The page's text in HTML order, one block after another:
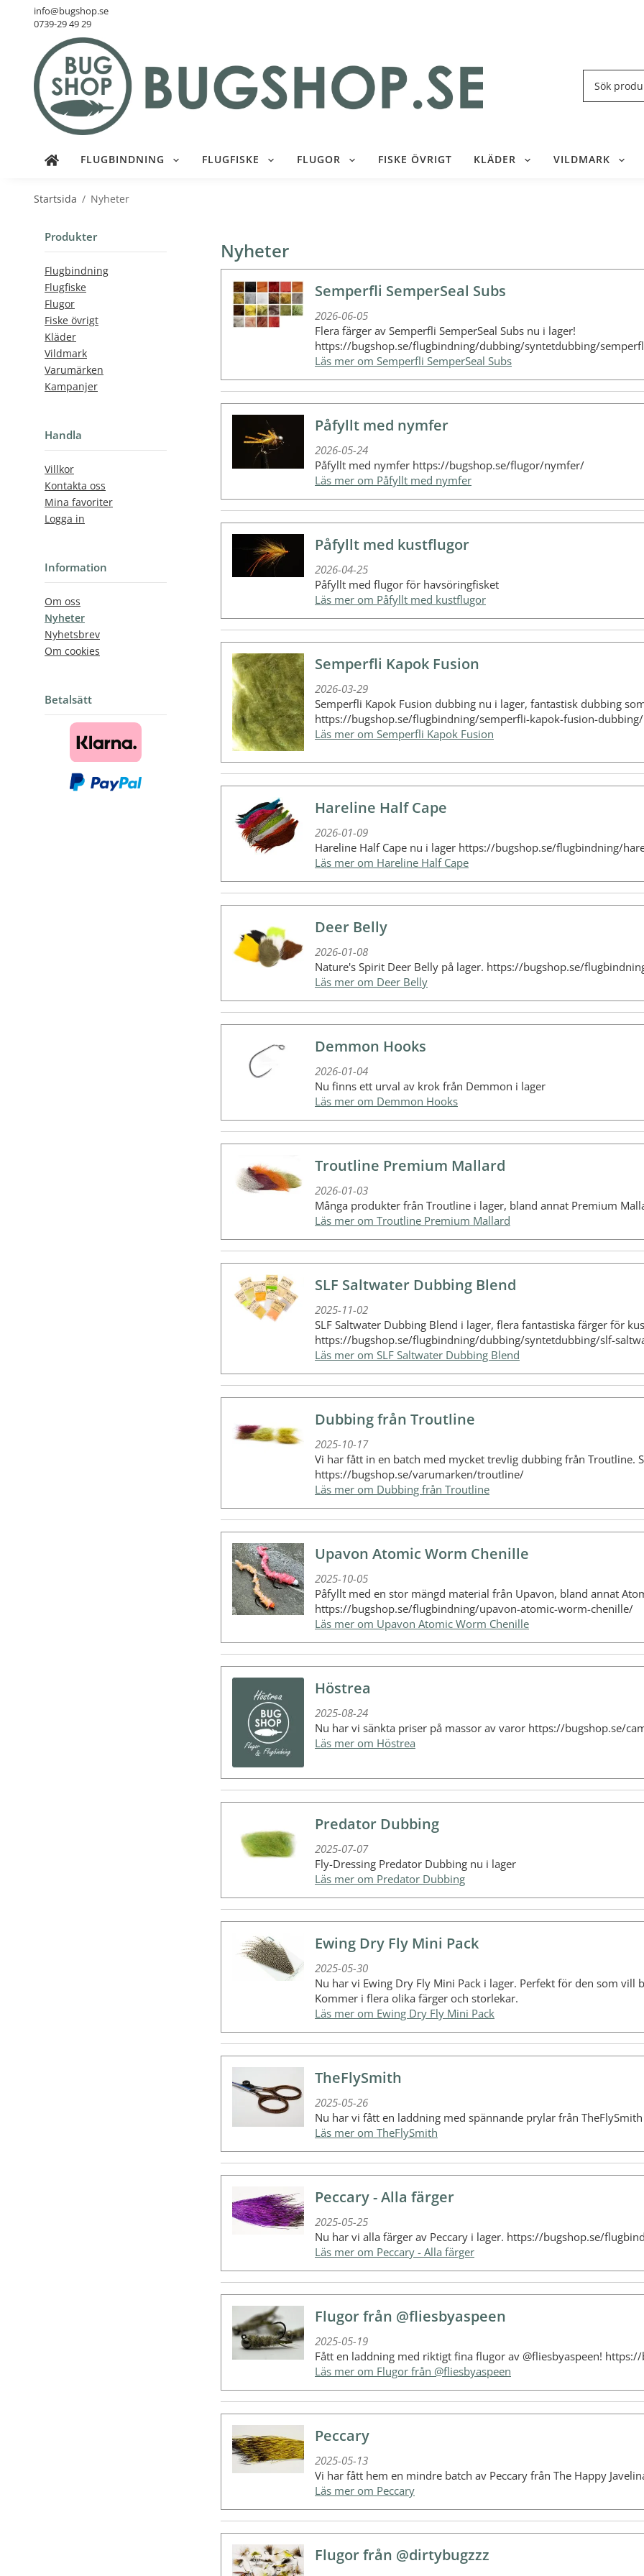
info@bugshop.se
0739-29 49 29
FLUGBINDNING FLUGFISKE FLUGOR FISKE ÖVRIGT KLÄDER VILDMARK
Startsida / Nyheter
Produkter
Flugbindning
Flugfiske
Flugor
Fiske övrigt
Kläder
Vildmark
Varumärken
Kampanjer
Handla
Villkor
Kontakta oss
Mina favoriter
Logga in
Information
Om oss
Nyheter
Nyhetsbrev
Om cookies
Betalsätt
Nyheter
Semperfli SemperSeal Subs
2026-06-05
Flera färger av Semperfli SemperSeal Subs nu i lager!
https://bugshop.se/flugbindning/dubbing/syntetdubbing/
Läs mer om Semperfli SemperSeal Subs
Påfyllt med nymfer
2026-05-24
Påfyllt med nymfer https://bugshop.se/flugor/nymfer/
Läs mer om Påfyllt med nymfer
Påfyllt med kustflugor
2026-04-25
Påfyllt med flugor för havsöringfisket
Läs mer om Påfyllt med kustflugor
Semperfli Kapok Fusion
2026-03-29
Semperfli Kapok Fusion dubbing nu i lager, fantastisk dubbing
https://bugshop.se/flugbindning/semperfli-kapok-fusion-dubbing/
Läs mer om Semperfli Kapok Fusion
Hareline Half Cape
2026-01-09
Hareline Half Cape nu i lager https://bugshop.se/flugbindning/
Läs mer om Hareline Half Cape
Deer Belly
2026-01-08
Nature's Spirit Deer Belly på lager. https://bugshop.se/
Läs mer om Deer Belly
Demmon Hooks
2026-01-04
Nu finns ett urval av krok från Demmon i lager
Läs mer om Demmon Hooks
Troutline Premium Mallard
2026-01-03
Många produkter från Troutline i lager, bland annat Premium
Läs mer om Troutline Premium Mallard
SLF Saltwater Dubbing Blend
2025-11-02
SLF Saltwater Dubbing Blend i lager, flera fantastiska färger för
https://bugshop.se/flugbindning/dubbing/syntetdubbing/slf-
Läs mer om SLF Saltwater Dubbing Blend
Dubbing från Troutline
2025-10-17
Vi har fått in en batch med mycket trevlig dubbing från Troutline.
https://bugshop.se/varumarken/troutline/
Läs mer om Dubbing från Troutline
Upavon Atomic Worm Chenille
2025-10-05
Påfyllt med en stor mängd material från Upavon, bland annat
https://bugshop.se/flugbindning/upavon-atomic-worm-chenille/
Läs mer om Upavon Atomic Worm Chenille
Höstrea
2025-08-24
Nu har vi sänkta priser på massor av varor https://bugshop.se/
Läs mer om Höstrea
Predator Dubbing
2025-07-07
Fly-Dressing Predator Dubbing nu i lager
Läs mer om Predator Dubbing
Ewing Dry Fly Mini Pack
2025-05-30
Nu har vi Ewing Dry Fly Mini Pack i lager. Perfekt för den som
Kommer i flera olika färger och storlekar.
Läs mer om Ewing Dry Fly Mini Pack
TheFlySmith
2025-05-26
Nu har vi fått en laddning med spännande prylar från
Läs mer om TheFlySmith
Peccary - Alla färger
2025-05-25
Nu har vi alla färger av Peccary i lager. https://bugshop.se/
Läs mer om Peccary - Alla färger
Flugor från @fliesbyaspeen
2025-05-19
Fått en laddning med riktigt fina flugor av @fliesbyaspeen!
Läs mer om Flugor från @fliesbyaspeen
Peccary
2025-05-13
Vi har fått hem en mindre batch av Peccary från The Happy
Läs mer om Peccary
Flugor från @dirtybugzzz